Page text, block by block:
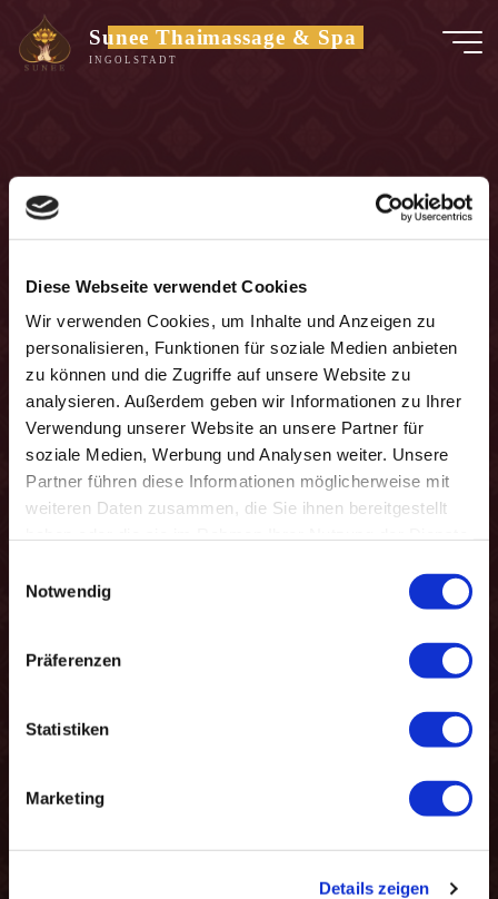
Diese Webseite verwendet Cookies
Wir verwenden Cookies, um Inhalte und Anzeigen zu
personalisieren, Funktionen für soziale Medien anbieten
zu können und die Zugriffe auf unsere Website zu
analysieren. Außerdem geben wir Informationen zu Ihrer
Verwendung unserer Website an unsere Partner für
soziale Medien, Werbung und Analysen weiter. Unsere
Partner führen diese Informationen möglicherweise mit
weiteren Daten zusammen, die Sie ihnen bereitgestellt
Notwendig
Präferenzen
Statistiken
Marketing
Details zeigen
Inhalt
springen
Sunee Thaimassage & Spa
INGOLSTADT